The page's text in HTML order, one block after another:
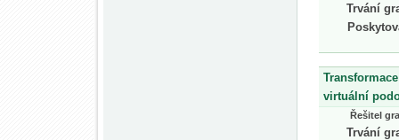
Trvání
virtuální
Řešitel
Trvání